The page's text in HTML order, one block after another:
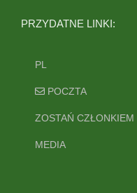
PRZYDATNE LINKI:
PL
POCZTA
ZOSTAŃ CZŁONKIEM
MEDIA